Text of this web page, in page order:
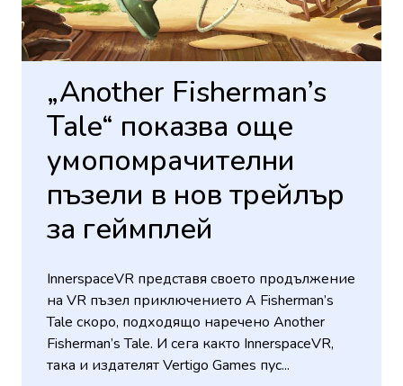
„Another Fisherman’s
Tale“ показва още
умопомрачителни
пъзели в нов трейлър
за геймплей
InnerspaceVR представя своето продължение
на VR пъзел приключението A Fisherman’s
Tale скоро, подходящо наречено Another
Fisherman’s Tale. И сега както InnerspaceVR,
така и издателят Vertigo Games пус...